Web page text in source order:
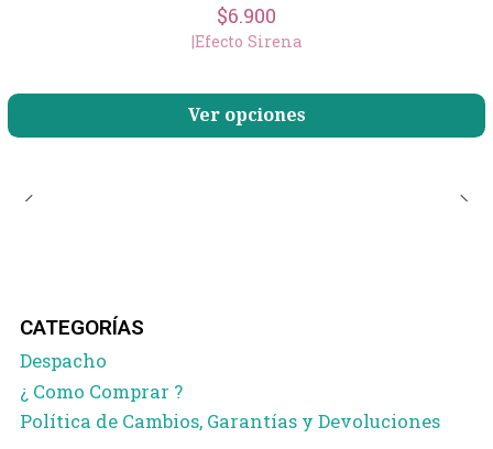
$6.900
|Efecto Sirena
Ver opciones
CATEGORÍAS
Despacho
¿ Como Comprar ?
Política de Cambios, Garantías y Devoluciones